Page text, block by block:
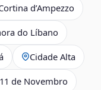
d’Ampezzo
do Líbano
Cidade Alta
de Novembro